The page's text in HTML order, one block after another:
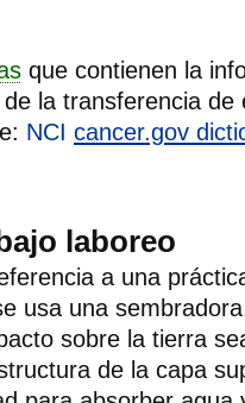
que contienen la
la transferencia de
NCI cancer.gov
laboreo
a una
usa una
sobre la tierra
de la capa